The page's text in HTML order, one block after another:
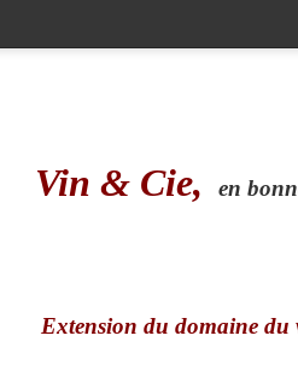
Vin & Cie, en
Extension du domaine du